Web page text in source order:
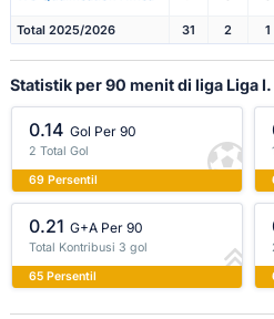
Total 2025/2026 31 2 1
Statistik per 90 menit di liga Liga I.
0.14 Gol Per 90
2 Total Gol
69 Persentil
0.21 G+A Per 90
Total Kontribusi 3 gol
65 Persentil